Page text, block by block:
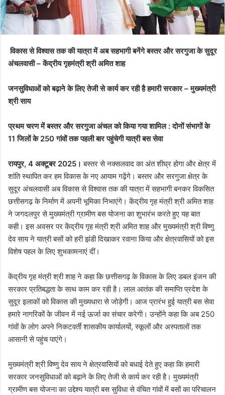
विकास से विश्वास तक की यात्रा में अब सहभागी बनेंगे बस्तर और सरगुजा के सुदूर
अंचलवासी – केंद्रीय गृहमंत्री श्री अमित शाह
जनसुविधाओं को बढ़ाने के लिए तेजी से कार्य कर रही है हमारी सरकार – मुख्यमंत्री
श्री साय
प्रथम चरण में बस्तर और सरगुजा अंचल को किया गया शामिल : दोनों संभागों के
11 जिलों के 250 गांवों तक पहली बार पहुंचेगी यात्री बस सेवा
रायपुर, 4 अक्टूबर 2025।बस्तर से नक्सलवाद का अंत शीघ्र होगा और क्षेत्र में
शांति स्थापित कर हम विकास के नए आयाम गढ़ेंगे। बस्तर और सरगुजा क्षेत्र के
सुदूर अंचलवासी अब विकास से विश्वास तक की यात्रा में सहभागी बनकर विकसित
छत्तीसगढ़ के निर्माण में अपनी भूमिका निभाएंगे। केंद्रीय गृह मंत्री श्री अमित शाह
ने जगदलपुर से मुख्यमंत्री ग्रामीण बस योजना का शुभारंभ करते हुए यह बात
कही। इस अवसर पर केंद्रीय गृह मंत्री श्री अमित शाह और मुख्यमंत्री श्री विष्णु
देव साय ने यात्री बसों को हरी झंडी दिखाकर रवाना किया और क्षेत्रवासियों को इस
विशेष पहल के लिए शुभकामनाएं दीं।
केंद्रीय गृह मंत्री श्री शाह ने कहा कि छत्तीसगढ़ के विकास के लिए डबल इंजन की
सरकार प्रतिबद्धता के साथ काम कर रही है। लाल आतंक की समाप्ति प्रदेश के
सुदूर इलाकों को विकास की मुख्यधारा से जोड़ेगी। आज प्रारंभ हुई यात्री बस सेवा
हमारे नागरिकों के जीवन में नई ऊर्जा का संचार करेगी। उन्होंने कहा कि अब 250
गांवों के लोग अपने निकटवर्ती शासकीय कार्यालयों, स्कूलों और अस्पतालों तक
आसानी से पहुंच पाएंगे।
मुख्यमंत्री श्री विष्णु देव साय ने क्षेत्रवासियों को बधाई देते हुए कहा कि हमारी
सरकार जनसुविधाओं को बढ़ाने के लिए तेजी से कार्य कर रही है। मुख्यमंत्री
ग्रामीण बस योजना का उद्देश्य यात्री बस सुविधा से वंचित गांवों में बसों का परिचालन